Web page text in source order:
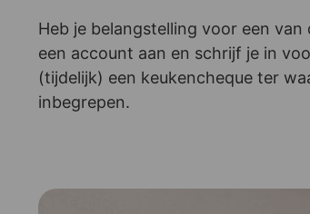
Heb je belangstelling voor een
een account aan en schrijf je in
(tijdelijk) een keukencheque ter
inbegrepen.